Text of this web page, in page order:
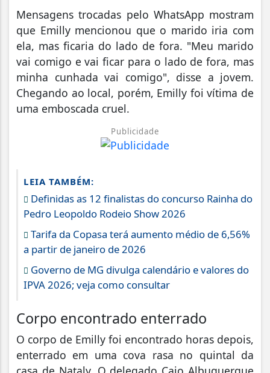
Mensagens trocadas pelo WhatsApp mostram
que Emilly mencionou que o marido iria com
ela, mas ficaria do lado de fora. "Meu marido
vai comigo e vai ficar para o lado de fora, mas
minha cunhada vai comigo", disse a jovem.
Chegando ao local, porém, Emilly foi vítima de
uma emboscada cruel.
Publicidade
LEIA TAMBÉM:
Definidas as 12 finalistas do concurso Rainha do
Pedro Leopoldo Rodeio Show 2026
Tarifa da Copasa terá aumento médio de 6,56%
a partir de janeiro de 2026
Governo de MG divulga calendário e valores do
IPVA 2026; veja como consultar
Corpo encontrado enterrado
O corpo de Emilly foi encontrado horas depois,
enterrado em uma cova rasa no quintal da